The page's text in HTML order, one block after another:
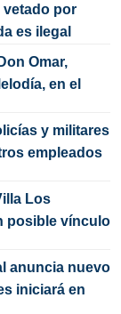
vetado por
es ilegal
Omar,
en el
y militares
empleados
Los
posible vínculo
anuncia nuevo
iniciará en